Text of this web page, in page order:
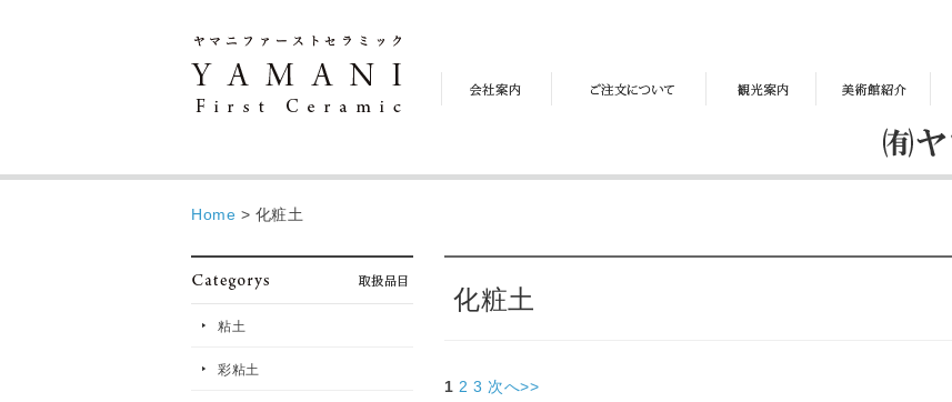
い
合
せ
Home > 化粧土
粘土
彩粘土
化粧土
1 2 3 次へ>>